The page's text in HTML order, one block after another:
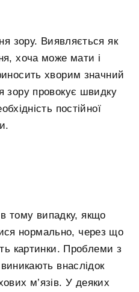
зору. Виявляється як
хоча може мати і
хворим значний
зору провокує швидку
постійної
тому випадку, якщо
нормально, через що
картинки. Проблеми з
внаслідок
м’язів. У деяких